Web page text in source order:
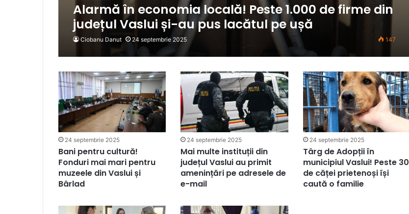
Alarmă în economia locală! Peste 1.000 de firme din
județul Vaslui și-au pus lacătul pe ușă
Ciobanu Danut 24 septembrie 2025 147
24 septembrie 2025
Bani pentru cultură!
Fonduri mai mari pentru
muzeele din Vaslui și
Bârlad
24 septembrie 2025
Mai multe instituții din
județul Vaslui au primit
amenințări pe adresele de
e-mail
24 septembrie 2025
Târg de Adopții în
municipiul Vaslui! Peste 30
de căței prietenoși își
caută o familie